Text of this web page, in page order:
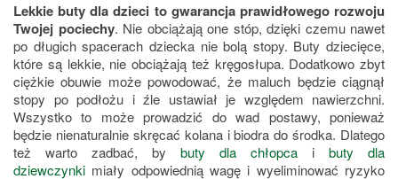
Lekkie buty dla dzieci to gwarancja prawidłowego rozwoju
Twojej pociechy. Nie obciążają one stóp, dzięki czemu nawet
po długich spacerach dziecka nie bolą stopy. Buty dziecięce,
które są lekkie, nie obciążają też kręgosłupa. Dodatkowo zbyt
ciężkie obuwie może powodować, że maluch będzie ciągnął
stopy po podłożu i źle ustawiał je względem nawierzchni.
Wszystko to może prowadzić do wad postawy, ponieważ
będzie nienaturalnie skręcać kolana i biodra do środka. Dlatego
też warto zadbać, by buty dla chłopca i buty dla
dziewczynki miały odpowiednią wagę i wyeliminować ryzyko